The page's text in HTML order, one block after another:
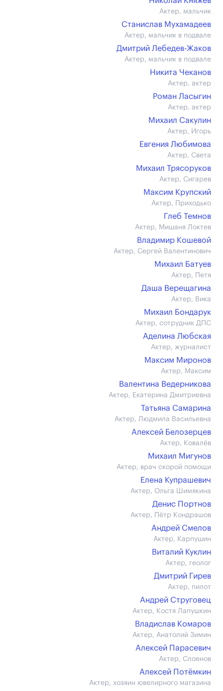
Актер, мальчик
Станислав Мухамадеев
Актер, мальчик в подвале
Дмитрий Лебедев-Жаков
Актер, мальчик в подвале
Никита Чеканов
Актер, актер
Роман Ласыгин
Актер, актер
Михаил Сакулин
Актер, Игорь
Евгения Любимова
Актер, Света
Михаил Трясоруков
Актер, Сигарев
Максим Крупский
Актер, Приходько
Глеб Темнов
Актер, Мишаня Локтев
Владимир Кошевой
Актер, Сергей Валентинович
Михаил Батуев
Актер, Петя
Даша Верещагина
Актер, Вика
Михаил Бондарук
Актер, сотрудник ДПС
Аделина Любская
Актер, журналист
Максим Миронов
Актер, Максим
Валентина Ведерникова
Актер, Екатерина Дмитриевна
Татьяна Самарина
Актер, Людмила Васильевна
Алексей Белозерцев
Актер, Ковалёв
Михаил Мигунов
Актер, врач скорой помощи
Елена Купрашевич
Актер, Ольга Шимякина
Денис Портнов
Актер, Пётр Кондрашов
Андрей Смелов
Актер, Карпушин
Виталий Куклин
Актер, геолог
Дмитрий Гирев
Актер, пилот
Андрей Струговец
Актер, Костя Лапушкин
Владислав Комаров
Актер, Анатолий Зимин
Алексей Парасевич
Актер, Слоенов
Алексей Потёмкин
Актер, хозяин ювелирного магазина